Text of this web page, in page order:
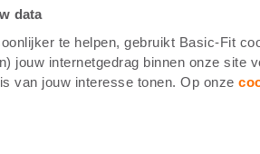
data
te helpen, gebruikt Basic-Fit
jouw internetgedrag binnen onze site
van jouw interesse tonen. Op onze